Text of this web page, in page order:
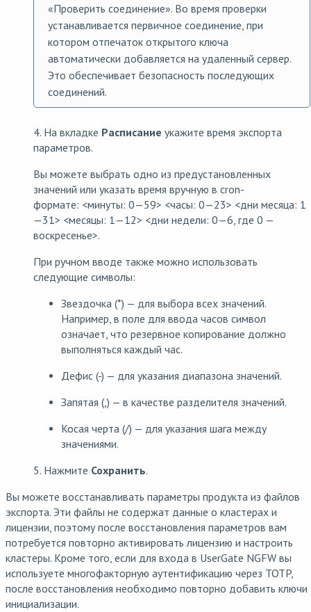
«Проверить соединение». Во время проверки
устанавливается первичное соединение, при
котором отпечаток открытого ключа
автоматически добавляется на удаленный сервер.
Это обеспечивает безопасность последующих
соединений.
4. На вкладке Расписание укажите время экспорта
параметров.
Вы можете выбрать одно из предустановленных
значений или указать время вручную в cron-
формате: <минуты: 0—59> <часы: 0—23> <дни месяца: 1
—31> <месяцы: 1—12> <дни недели: 0—6, где 0 —
воскресенье>.
При ручном вводе также можно использовать
следующие символы:
Звездочка (*) — для выбора всех значений.
Например, в поле для ввода часов символ
означает, что резервное копирование должно
выполняться каждый час.
Дефис (-) — для указания диапазона значений.
Запятая (,) — в качестве разделителя значений.
Косая черта (/) — для указания шага между
значениями.
5. Нажмите Сохранить.
Вы можете восстанавливать параметры продукта из файлов
экспорта. Эти файлы не содержат данные о кластерах и
лицензии, поэтому после восстановления параметров вам
потребуется повторно активировать лицензию и настроить
кластеры. Кроме того, если для входа в UserGate NGFW вы
используете многофакторную аутентификацию через TOTP,
после восстановления необходимо повторно добавить ключи
инициализации.